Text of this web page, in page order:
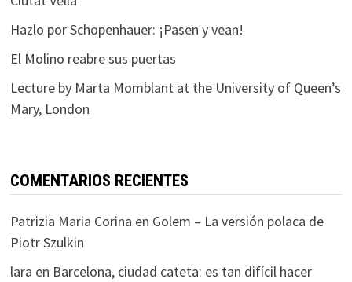
Hazlo por Schopenhauer: ¡Pasen y vean!
El Molino reabre sus puertas
Lecture by Marta Momblant at the University of Queen’s
Mary, London
COMENTARIOS RECIENTES
Patrizia Maria Corina en Golem – La versión polaca de
Piotr Szulkin
lara en Barcelona, ciudad cateta: es tan difícil hacer